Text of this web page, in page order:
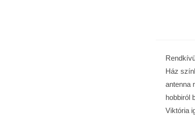
Ház
antenna
hobbiról
Viktória